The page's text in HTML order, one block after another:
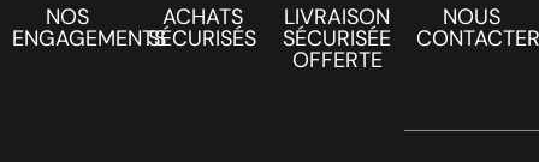
NOS
ENGAGEMENTS
ACHATS
SÉCURISÉS
LIVRAISON
SÉCURISÉE
OFFERTE
NOUS
CONTACTER